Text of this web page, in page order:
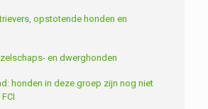
opstotende honden en
en dwerghonden
honden in deze groep zijn nog niet